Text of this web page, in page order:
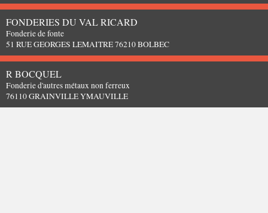
FONDERIES DU VAL RICARD
Fonderie de fonte
51 RUE GEORGES LEMAITRE 76210 BOLBEC
R BOCQUEL
Fonderie d'autres métaux non ferreux
76110 GRAINVILLE YMAUVILLE